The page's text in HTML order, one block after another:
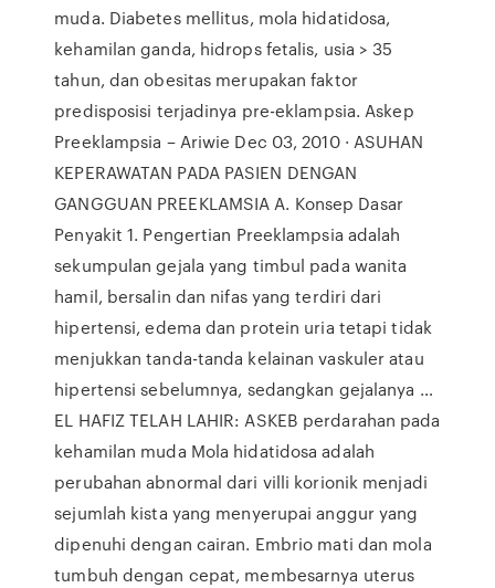
muda. Diabetes mellitus, mola hidatidosa,
kehamilan ganda, hidrops fetalis, usia > 35
tahun, dan obesitas merupakan faktor
predisposisi terjadinya pre-eklampsia. Askep
Preeklampsia – Ariwie Dec 03, 2010 · ASUHAN
KEPERAWATAN PADA PASIEN DENGAN
GANGGUAN PREEKLAMSIA A. Konsep Dasar
Penyakit 1. Pengertian Preeklampsia adalah
sekumpulan gejala yang timbul pada wanita
hamil, bersalin dan nifas yang terdiri dari
hipertensi, edema dan protein uria tetapi tidak
menjukkan tanda-tanda kelainan vaskuler atau
hipertensi sebelumnya, sedangkan gejalanya …
EL HAFIZ TELAH LAHIR: ASKEB perdarahan pada
kehamilan muda Mola hidatidosa adalah
perubahan abnormal dari villi korionik menjadi
sejumlah kista yang menyerupai anggur yang
dipenuhi dengan cairan. Embrio mati dan mola
tumbuh dengan cepat, membesarnya uterus